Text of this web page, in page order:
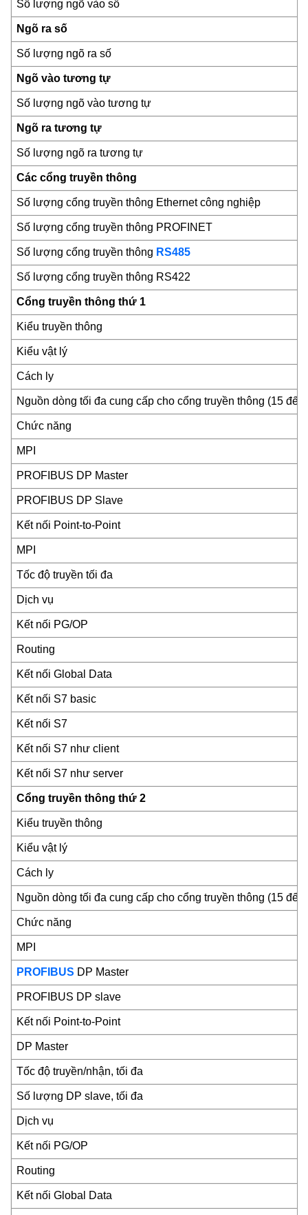
Số lượng ngõ vào số
Ngõ ra số
Số lượng ngõ ra số
Ngõ vào tương tự
Số lượng ngõ vào tương tự
Ngõ ra tương tự
Số lượng ngõ ra tương tự
Các cổng truyền thông
Số lượng cổng truyền thông Ethernet công nghiệp
Số lượng cổng truyền thông PROFINET
Số lượng cổng truyền thông RS485
Số lượng cổng truyền thông RS422
Cổng truyền thông thứ 1
Kiểu truyền thông
Kiểu vật lý
Cách ly
Nguồn dòng tối đa cung cấp cho cổng truyền thông (15 đến
Chức năng
MPI
PROFIBUS DP Master
PROFIBUS DP Slave
Kết nối Point-to-Point
MPI
Tốc độ truyền tối đa
Dịch vụ
Kết nối PG/OP
Routing
Kết nối Global Data
Kết nối S7 basic
Kết nối S7
Kết nối S7 như client
Kết nối S7 như server
Cổng truyền thông thứ 2
Kiểu truyền thông
Kiểu vật lý
Cách ly
Nguồn dòng tối đa cung cấp cho cổng truyền thông (15 đến
Chức năng
MPI
PROFIBUS DP Master
PROFIBUS DP slave
Kết nối Point-to-Point
DP Master
Tốc độ truyền/nhận, tối đa
Số lượng DP slave, tối đa
Dịch vụ
Kết nối PG/OP
Routing
Kết nối Global Data